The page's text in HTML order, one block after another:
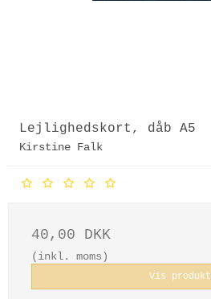
Lejlighedskort, dåb A5
Kirstine Falk
40,00 DKK
(inkl. moms)
Vis produkt